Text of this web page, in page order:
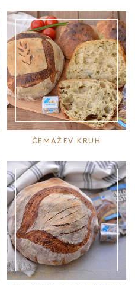
ČEMAŽEV KRUH